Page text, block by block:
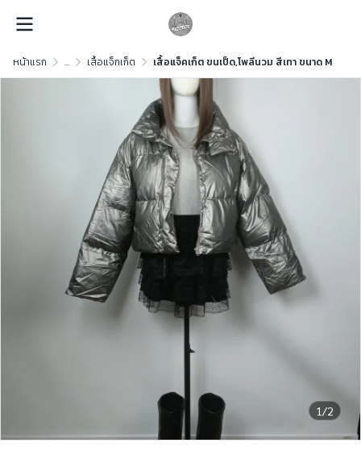
หน้าแรก ... เสื้อแจ็กเก็ต เสื้อแจ็คเก็ต ขนเป็ด,โพลีนวม สีเทา ขนาด M
1/2